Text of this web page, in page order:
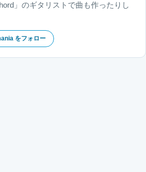
」のギタリストで曲も作ったりし
をフォロー